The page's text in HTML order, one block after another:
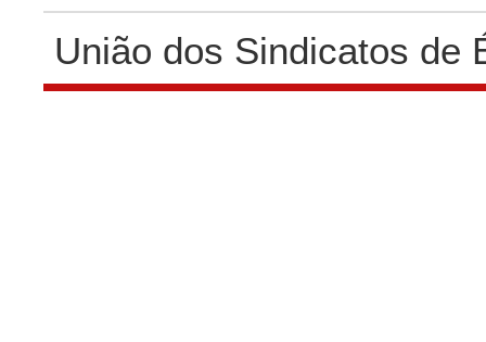
União dos Sindicatos de